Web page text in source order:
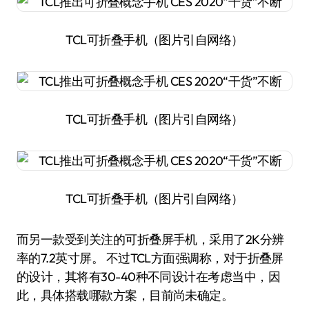
TCL可折叠手机（图片引自网络）
TCL可折叠手机（图片引自网络）
TCL可折叠手机（图片引自网络）
而另一款受到关注的可折叠屏手机，采用了2K分辨
率的7.2英寸屏。 不过TCL方面强调称，对于折叠屏
的设计，其将有30-40种不同设计在考虑当中，因
此，具体搭载哪款方案，目前尚未确定。